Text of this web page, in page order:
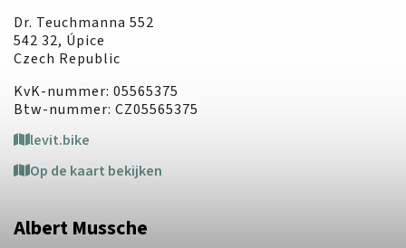
Dr. Teuchmanna 552
542 32, Úpice
Czech Republic
KvK-nummer: 05565375
Btw-nummer: CZ05565375
levit.bike
Op de kaart bekijken
Albert Mussche